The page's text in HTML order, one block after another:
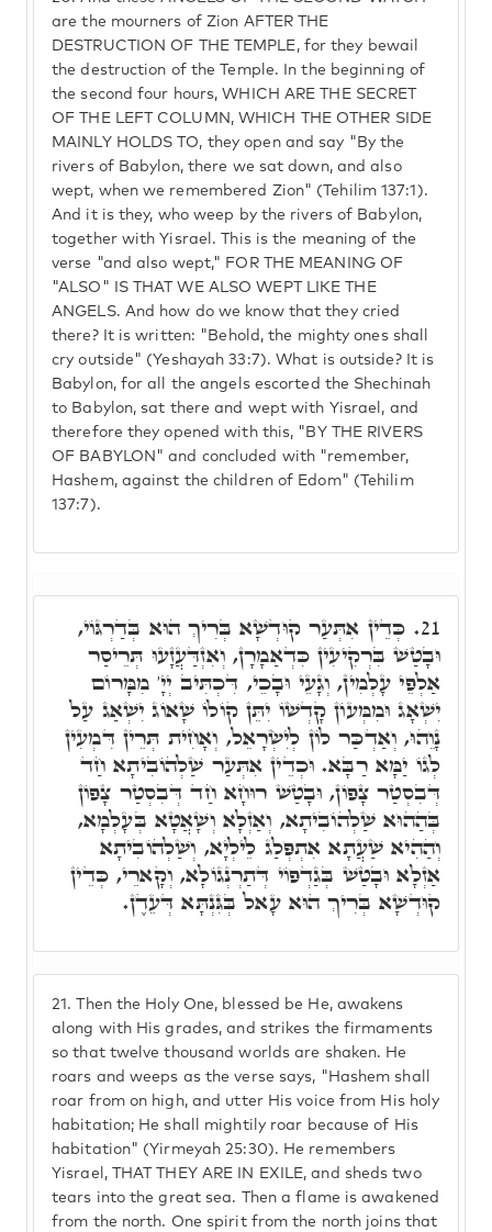
are the mourners of Zion AFTER THE
DESTRUCTION OF THE TEMPLE, for they bewail
the destruction of the Temple. In the beginning of
the second four hours, WHICH ARE THE SECRET
OF THE LEFT COLUMN, WHICH THE OTHER SIDE
MAINLY HOLDS TO, they open and say "By the
rivers of Babylon, there we sat down, and also
wept, when we remembered Zion" (Tehilim 137:1).
And it is they, who weep by the rivers of Babylon,
together with Yisrael. This is the meaning of the
verse "and also wept," FOR THE MEANING OF
"ALSO" IS THAT WE ALSO WEPT LIKE THE
ANGELS. And how do we know that they cried
there? It is written: "Behold, the mighty ones shall
cry outside" (Yeshayah 33:7). What is outside? It is
Babylon, for all the angels escorted the Shechinah
to Babylon, sat there and wept with Yisrael, and
therefore they opened with this, "BY THE RIVERS
OF BABYLON" and concluded with "remember,
Hashem, against the children of Edom" (Tehilim
137:7).
21. Then the Holy One, blessed be He, awakens
along with His grades, and strikes the firmaments
so that twelve thousand worlds are shaken. He
roars and weeps as the verse says, "Hashem shall
roar from on high, and utter His voice from His holy
habitation; He shall mightily roar because of His
habitation" (Yirmeyah 25:30). He remembers
Yisrael, THAT THEY ARE IN EXILE, and sheds two
tears into the great sea. Then a flame is awakened
from the north. One spirit from the north joins that
21. כְּדֵין אִתְּעַר קוּדְשָׁא בְּרִיךְ הוּא בְּדַרְגּוֹי,
וּבָטַשׁ בִּרְקִיעִין כִּדְאַמָרָן, וְאִזְדַּעֲזָעוּ תְּרֵיסַר
אַלְפֵי עָלְמִין, וְגָעֵי וּבָכֵי, דִּכְתִּיב יְיָ' מִמָּרוֹם
יִשְׁאָג וּמִמְּעוֹן קָדְשׁוֹ יִתֵּן קוֹלוֹ שָׁאוֹג יִשְׁאַג עַל
נָוֵהוּ, וְאַדְכַּר לוֹן לְיִשְׂרָאֵל, וְאָחִית תְּרֵין דִּמְעִין
לְגוֹ יַמָּא רַבָּא. וּכְדֵין אִתְּעַר שַׁלְהוֹבִיתָא חַד
דְּבִסְטַר צָפוֹן, וּבָטַשׁ רוּחָא חַד דְּבִסְטַר צָפוֹן
בְּהַהוּא שַׁלְהוֹבִיתָא, וְאַזְלָא וְשָׁאֲטָא בְּעָלְמָא,
וְהַהִיא שַׁעֲתָא אִתְפְּלַג לֵילְיָא, וְשַׁלְהוֹבִיתָא
אַזְלָא וּבָטַשׁ בְּגַדְפוֹי דְּתַרְנְגוֹלָא, וְקָארֵי, כְּדֵין
קוּדְשָׁא בְּרִיךְ הוּא עָאל בְּגִּנְתָּא דְּעֵדֶן.